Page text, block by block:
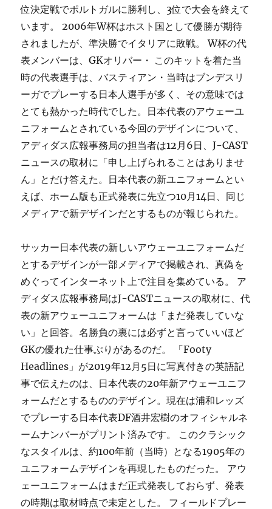
位決定戦でポルトガルに勝利し、3位で大会を終えて
います。 2006年W杯はホスト国として優勝が期待
されましたが、準決勝でイタリアに敗戦。 W杯の代
表メンバーは、GKオリバー・ このキットを着た当
時の代表選手は、バスティアン・当時はブンデスリ
ーガでプレーする日本人選手が多く、その意味では
とても熱かった時代でした。日本代表のアウェーユ
ニフォームとされている今回のデザインについて、
アディダス広報事務局の担当者は12月6日、J-CAST
ニュースの取材に「申し上げられることはありませ
ん」とだけ答えた。日本代表の新ユニフォームとい
えば、ホーム版も正式発表に先立つ10月14日、同じ
メディアで新デザインだとするものが報じられた。
サッカー日本代表の新しいアウェーユニフォームだ
とするデザインが一部メディアで掲載され、真偽を
めぐってインターネット上で注目を集めている。 ア
ディダス広報事務局はJ-CASTニュースの取材に、代
表の新アウェーユニフォームは「まだ発表していな
い」と回答。名勝負の裏には必ずと言っていいほど
GKの優れた仕事ぶりがあるのだ。 「Footy
Headlines」が2019年12月5日に写真付きの英語記
事で伝えたのは、日本代表の20年新アウェーユニフ
ォームだとするもののデザイン。現在は浦和レッズ
でプレーする日本代表DF酒井宏樹のオフィシャルネ
ームナンバーがプリント済みです。 このクラシック
なスタイルは、約100年前（当時）となる1905年の
ユニフォームデザインを再現したものだった。 アウ
ェーユニフォームはまだ正式発表しておらず、発表
の時期は取材時点で未定とした。 フィールドプレー